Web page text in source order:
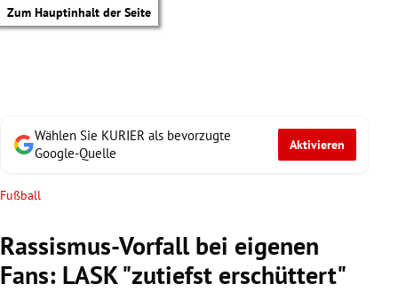
Zum Hauptinhalt der Seite
Wählen Sie KURIER als bevorzugte
Google-Quelle
Aktivieren
Fußball
Rassismus-Vorfall bei eigenen
Fans: LASK "zutiefst erschüttert"